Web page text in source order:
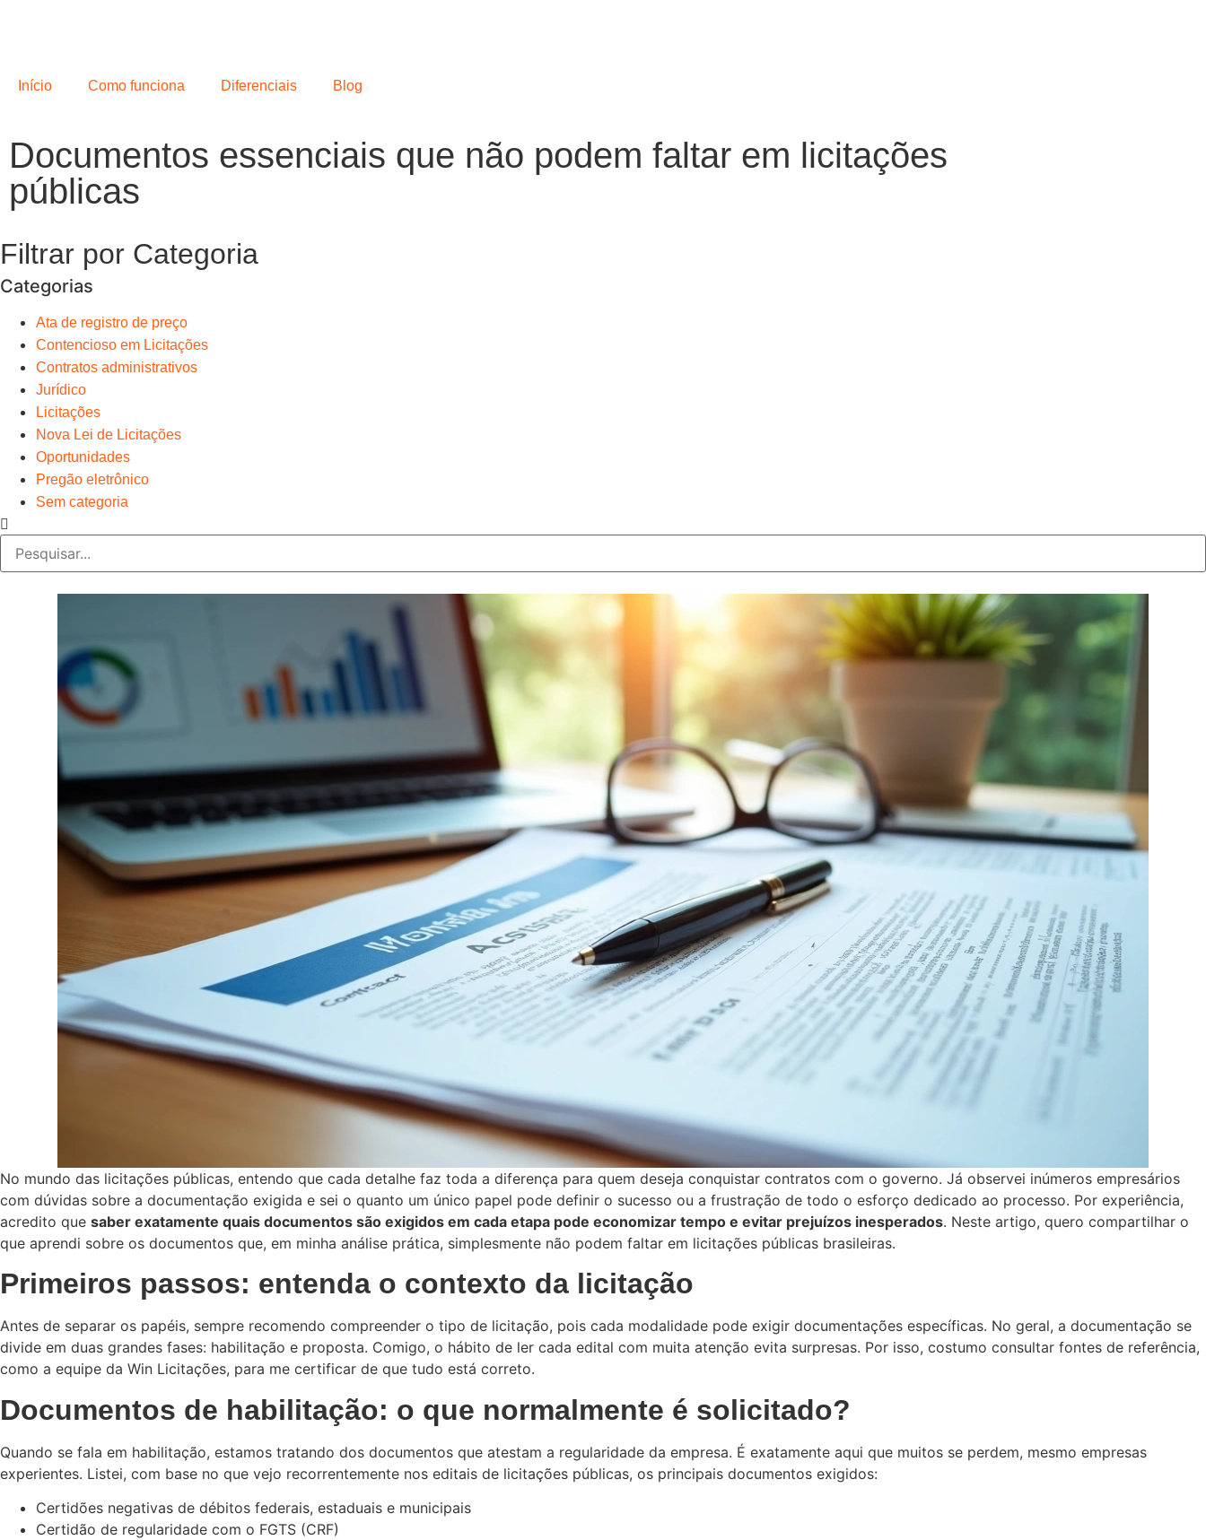
Início Como funciona Diferenciais Blog
Documentos essenciais que não podem faltar em licitações
públicas
Filtrar por Categoria
Categorias
Ata de registro de preço
Contencioso em Licitações
Contratos administrativos
Jurídico
Licitações
Nova Lei de Licitações
Oportunidades
Pregão eletrônico
Sem categoria
No mundo das licitações públicas, entendo que cada detalhe faz toda a diferença para quem deseja conquistar contratos com o governo. Já observei inúmeros empresários
com dúvidas sobre a documentação exigida e sei o quanto um único papel pode definir o sucesso ou a frustração de todo o esforço dedicado ao processo. Por experiência,
acredito que saber exatamente quais documentos são exigidos em cada etapa pode economizar tempo e evitar prejuízos inesperados. Neste artigo, quero compartilhar o
que aprendi sobre os documentos que, em minha análise prática, simplesmente não podem faltar em licitações públicas brasileiras.
Primeiros passos: entenda o contexto da licitação
Antes de separar os papéis, sempre recomendo compreender o tipo de licitação, pois cada modalidade pode exigir documentações específicas. No geral, a documentação se
divide em duas grandes fases: habilitação e proposta. Comigo, o hábito de ler cada edital com muita atenção evita surpresas. Por isso, costumo consultar fontes de referência,
como a equipe da Win Licitações, para me certificar de que tudo está correto.
Documentos de habilitação: o que normalmente é solicitado?
Quando se fala em habilitação, estamos tratando dos documentos que atestam a regularidade da empresa. É exatamente aqui que muitos se perdem, mesmo empresas
experientes. Listei, com base no que vejo recorrentemente nos editais de licitações públicas, os principais documentos exigidos:
Certidões negativas de débitos federais, estaduais e municipais
Certidão de regularidade com o FGTS (CRF)